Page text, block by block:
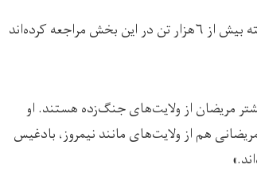
مسئولان صحت‌روانی در غرب افغانستان می‌گویند که در چهار ماه گذشته بیش از ۶هزار تن در این بخش مراجعه کرده‌اند
مریضان از ولایت‌های جنگ‌زده هستند. او
هم از ولایت‌های مانند نیمروز، بادغیس